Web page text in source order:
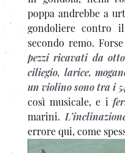
poppa andrebbe a
gondoliere contro
secondo remo.
pezzi ricavati da
ciliegio, larice,
un violino sono tra i
così musicale, e i
marini.
errore qui, come